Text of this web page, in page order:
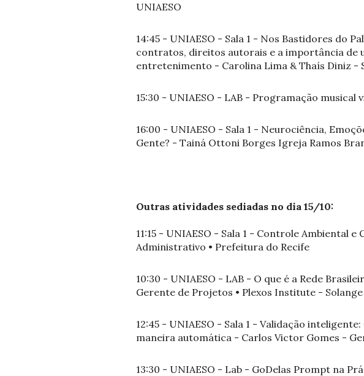
UNIAESO
14:45 - UNIAESO - Sala 1 - Nos Bastidores do
contratos, direitos autorais e a importância de
entretenimento - Carolina Lima & Thaís Diniz -
15:30 - UNIAESO - LAB - Programação
16:00 - UNIAESO - Sala 1 - Neurociência,
Gente? - Tainá Ottoni Borges Igreja Ramos
Outras atividades sediadas no dia 15/10:
11:15 - UNIAESO - Sala 1 - Controle Ambiental
Administrativo • Prefeitura do Recife
10:30 - UNIAESO - LAB - O que é a Rede
Gerente de Projetos • Plexos Institute -
12:45 - UNIAESO - Sala 1 - Validação
maneira automática - Carlos Victor Gomes -
13:30 - UNIAESO - Lab - GoDelas Prompt na